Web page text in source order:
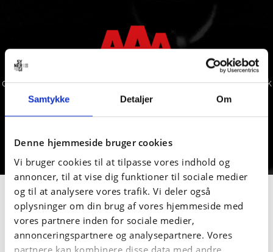
Samtykke Detaljer Om
Denne hjemmeside bruger cookies
Vi bruger cookies til at tilpasse vores indhold og
annoncer, til at vise dig funktioner til sociale medier
og til at analysere vores trafik. Vi deler også
oplysninger om din brug af vores hjemmeside med
vores partnere inden for sociale medier,
annonceringspartnere og analysepartnere. Vores
partnere kan kombinere disse data med andre
Derudover kan vi bryste os af, at Synergi for 8. år i træk har
opnået "AAA – Højeste kreditværdighed" fra Bisnode Danmark
A/S.
For at opnå en AAA (Trippel-A) skal der være tale om en
virksomhed med særdeles god evne til at imødekomme